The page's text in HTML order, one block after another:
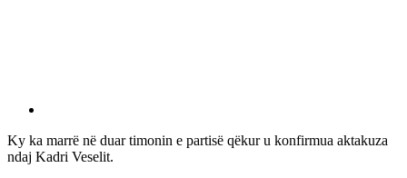
Ky ka marrë në duar timonin e partisë qëkur u konfirmua aktakuza
ndaj Kadri Veselit.